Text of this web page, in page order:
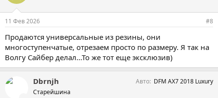
11 Фев 2026 #8
Продаются универсальные из резины, они
многоступенчатые, отрезаем просто по размеру. Я так на
Волгу Сайбер делал...То же тот еще эксклюзив)
Dbrnjh
Старейшина
Авто DFM AX7 2018 Luxury